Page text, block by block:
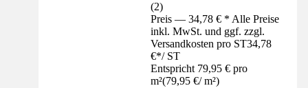
(2)
Preis — 34,78 € * Alle Preise
inkl. MwSt. und ggf. zzgl.
Versandkosten pro ST34,78
€*/ ST
Entspricht 79,95 € pro
m²(79,95 €/ m²)